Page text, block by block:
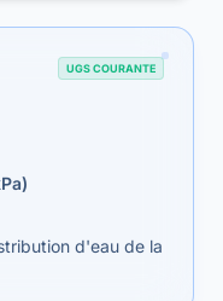
UGS COURANTE
d'eau de la